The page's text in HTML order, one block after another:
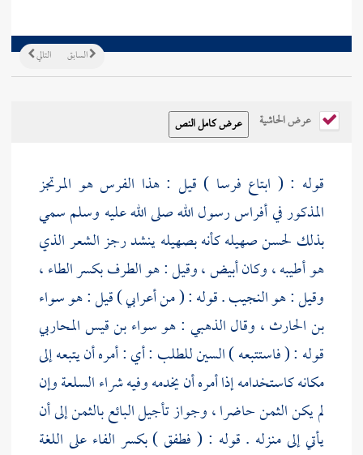
التالي السابق
عرض الحاشية
قوله : ( ابتاع فرسا ) قيل : هذا الفرس هو المرتجز
المذكور في أفراس رسول الله صلى الله عليه وسلم سمي
بذلك لحسن صهيله كأنه بصهيله ينشد رجز الشعر الذي
هو أطيبه ، وكان أبيض ، وقيل : هو الطرف بكسر الطاء ،
وقيل : هو النجيب . قوله : ( من أعرابي ) قيل : هوسواء
بن الحارث، وقالالذهبي : هوسواء بن قيس المحاربي
قوله : ( فاستتبعه ) السين للطلب : أي : أمره أن يتبعه إلى
مكانه كاستخدامه إذا أمره أن يخدمه وفيه شراء السلعة وإن
لم يكن الثمن حاضرا ، وجواز تأجيل البائع بالثمن إلى أن
يأتي إلى منزله . قوله : ( فطفق ) بكسر الفاء على اللغة